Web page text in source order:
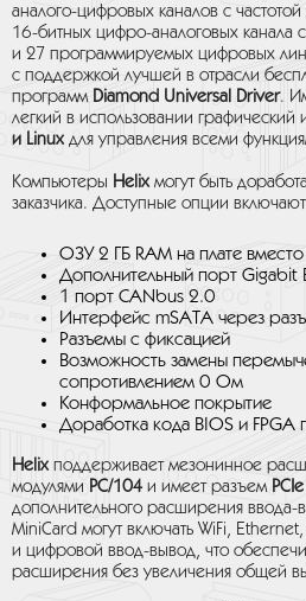
аналого-цифровых каналов с
16-битных цифро-аналоговых
и 27 программируемых цифровых
с поддержкой лучшей в отрасли
программ Diamond Universal Driver.
легкий в использовании графический
и Linuxдля управления всеми
Компьютеры Helixмогут быть
заказчика. Доступные опции
ОЗУ 2 ГБ RAM на плате
Дополнительный порт Gigabit
1 порт CANbus 2.0
Интерфейс mSATA через
Разъемы с фиксацией
Возможность замены
сопротивлением 0 Ом
Конформальное покрытие
Доработка кода BIOS и FPGA
Helixподдерживает мезонинное
модулями PC/104 и имеет разъем
дополнительного расширения ввода-
MiniCard могут включать WiFi,
и цифровой ввод-вывод, что
расширения без увеличения общей